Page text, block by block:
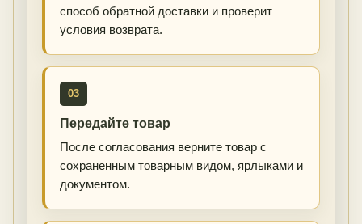
способ обратной доставки и проверит
условия возврата.
03
Передайте товар
После согласования верните товар с
сохраненным товарным видом, ярлыками и
документом.